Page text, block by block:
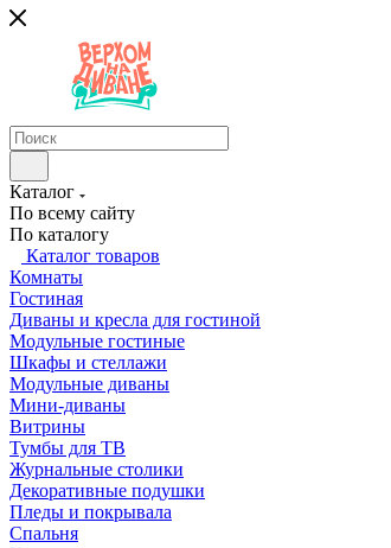
Каталог
По всему сайту
По каталогу
Каталог товаров
Комнаты
Гостиная
Диваны и кресла для гостиной
Модульные гостиные
Шкафы и стеллажи
Модульные диваны
Мини-диваны
Витрины
Тумбы для ТВ
Журнальные столики
Декоративные подушки
Пледы и покрывала
Спальня